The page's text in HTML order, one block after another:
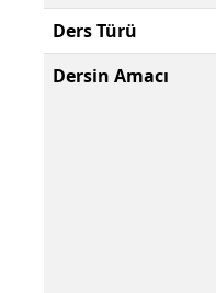
Ders Türü
Dersin Amacı